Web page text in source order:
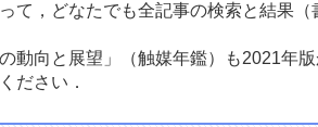
て，どなたでも全記事の検索と結果
動向と展望」（触媒年鑑）も2021年
ださい．